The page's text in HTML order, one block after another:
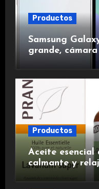
Productos
Samsung
grande,
duradera y
experiencia
Productos
Aceite esencial
calmante y